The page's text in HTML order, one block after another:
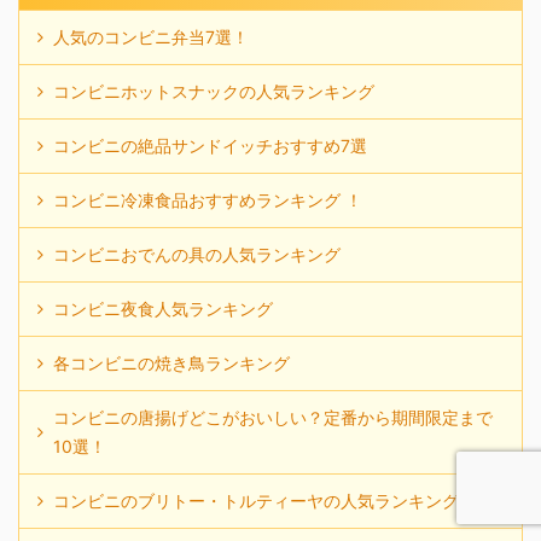
人気のコンビニ弁当7選！
コンビニホットスナックの人気ランキング
コンビニの絶品サンドイッチおすすめ7選
コンビニ冷凍食品おすすめランキング ！
コンビニおでんの具の人気ランキング
コンビニ夜食人気ランキング
各コンビニの焼き鳥ランキング
コンビニの唐揚げどこがおいしい？定番から期間限定まで
10選！
コンビニのブリトー・トルティーヤの人気ランキング